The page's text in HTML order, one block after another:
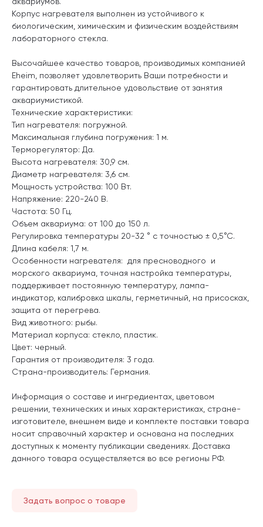
Корпус нагревателя выполнен из устойчивого к
биологическим, химическим и физическим воздействиям
лабораторного стекла.
Высочайшее качество товаров, производимых компанией
Eheim, позволяет удовлетворить Ваши потребности и
гарантировать длительное удовольствие от занятия
аквариумистикой.
Технические характеристики:
Тип нагревателя: погружной.
Максимальная глубина погружения: 1 м.
Терморегулятор: Да.
Высота нагревателя: 30,9 см.
Диаметр нагревателя: 3,6 см.
Мощность устройства: 100 Вт.
Напряжение: 220-240 В.
Частота: 50 Гц.
Объем аквариума: от 100 до 150 л.
Регулировка температуры 20-32 ° с точностью ± 0,5°С.
Длина кабеля: 1,7 м.
Особенности нагревателя: для пресноводного и
морского аквариума, точная настройка температуры,
поддерживает постоянную температуру, лампа-
индикатор, калибровка шкалы, герметичный, на присосках,
защита от перегрева.
Вид животного: рыбы.
Материал корпуса: стекло, пластик.
Цвет: черный.
Гарантия от производителя: 3 года.
Страна-производитель: Германия.
Информация о составе и ингредиентах, цветовом
решении, технических и иных характеристиках, стране-
изготовителе, внешнем виде и комплекте поставки товара
носит справочный характер и основана на последних
доступных к моменту публикации сведениях. Доставка
данного товара осуществляется во все регионы РФ.
Задать вопрос о товаре